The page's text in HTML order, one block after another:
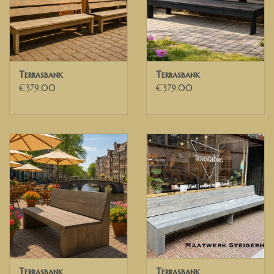
Terrasbank
€379,00
Terrasbank
€379,00
Terrasbank Terrasbank